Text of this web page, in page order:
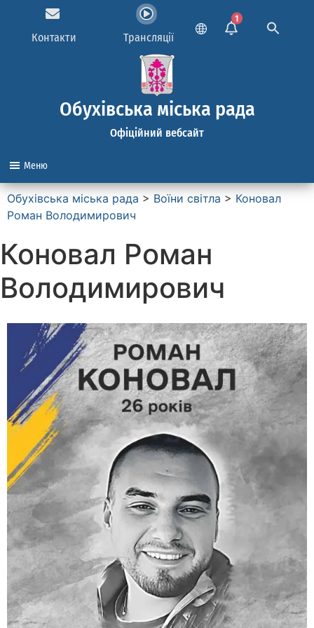
Контакти Трансляції
1
Обухівська міська рада
Офіційний вебсайт
Меню
Обухівська міська рада > Воїни світла > Коновал
Роман Володимирович
Коновал Роман
Володимирович